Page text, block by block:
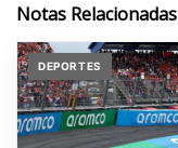
Notas Relacionadas
DEPORTES